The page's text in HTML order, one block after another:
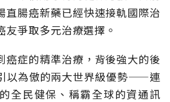
直腸癌新藥已經快速接軌國際治
友爭取多元治療選擇。
癌症的精準治療，背後強大的後
以為傲的兩大世界級優勢——連
全民健保、稱霸全球的資通訊